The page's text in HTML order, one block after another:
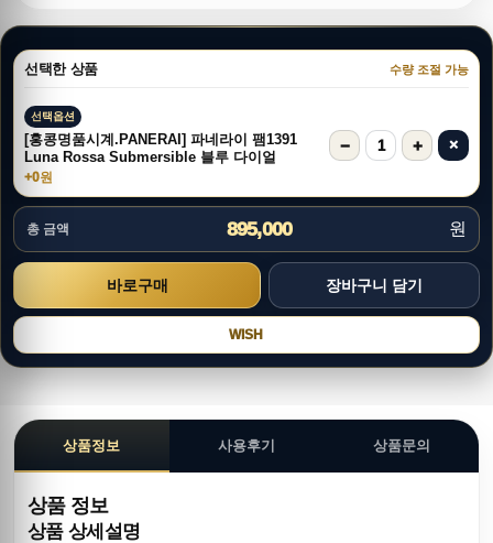
선택한 상품 수량 조절 가능
선택옵션
[홍콩명품시계.PANERAI] 파네라이 팸1391
Luna Rossa Submersible 블루 다이얼
+0원
− 1 + ×
총 금액 895,000 원
WISH
상품정보 사용후기 상품문의
상품 정보
상품 상세설명